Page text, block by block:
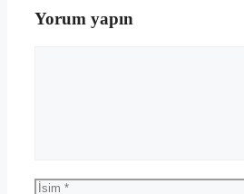
Yorum yapın
İsim